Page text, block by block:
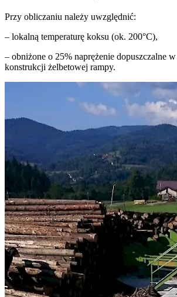
Przy obliczaniu należy uwzględnić:
– lokalną temperaturę koksu (ok. 200°C),
– obniżone o 25% naprężenie dopuszczalne
konstrukcji żelbetowej rampy.